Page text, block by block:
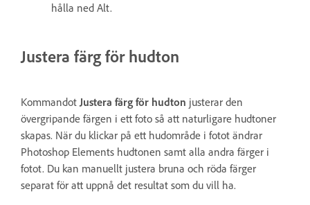
hålla ned Alt.
Justera färg för hudton
KommandotJustera färg för hudton justerar den
övergripande färgen i ett foto så att naturligare hudtoner
skapas. När du klickar på ett hudområde i fotot ändrar
Photoshop Elements hudtonen samt alla andra färger i
fotot. Du kan manuellt justera bruna och röda färger
separat för att uppnå det resultat som du vill ha.